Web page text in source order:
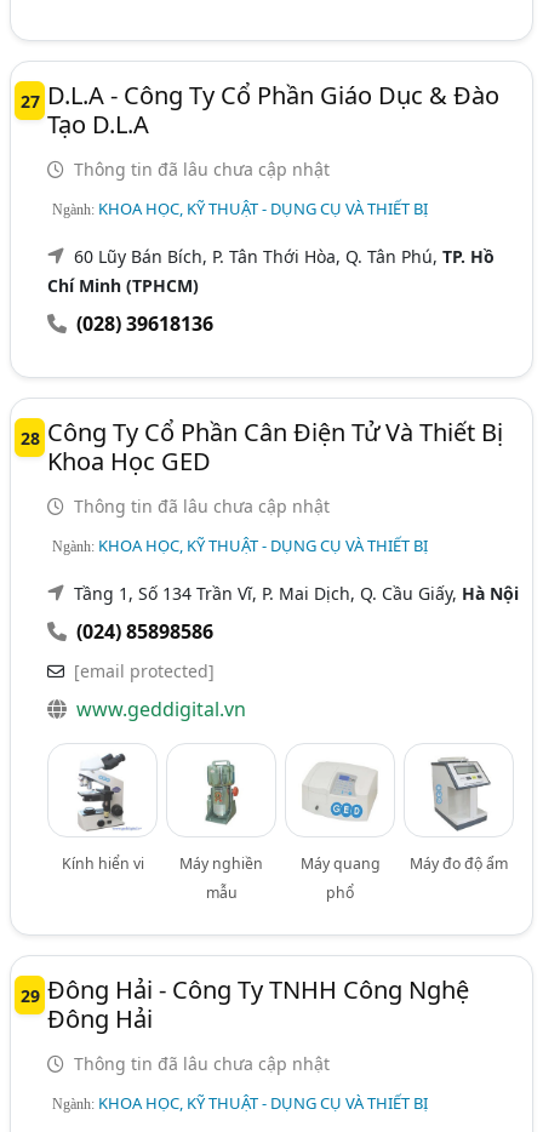
27 D.L.A - Công Ty Cổ Phần Giáo Dục & Đào
Tạo D.L.A
Thông tin đã lâu chưa cập nhật
Ngành: KHOA HỌC, KỸ THUẬT - DỤNG CỤ VÀ THIẾT BỊ
60 Lũy Bán Bích, P. Tân Thới Hòa, Q. Tân Phú,TP. Hồ
Chí Minh (TPHCM)
(028) 39618136
28 Công Ty Cổ Phần Cân Điện Tử Và Thiết Bị
Khoa Học GED
Thông tin đã lâu chưa cập nhật
Ngành: KHOA HỌC, KỸ THUẬT - DỤNG CỤ VÀ THIẾT BỊ
Tầng 1, Số 134 Trần Vĩ, P. Mai Dịch, Q. Cầu Giấy, Hà Nội
(024) 85898586
[email protected]
www.geddigital.vn
Kính hiển vi
Máy nghiền
mẫu
Máy quang
phổ
Máy đo độ ẩm
29 Đông Hải - Công Ty TNHH Công Nghệ
Đông Hải
Thông tin đã lâu chưa cập nhật
Ngành: KHOA HỌC, KỸ THUẬT - DỤNG CỤ VÀ THIẾT BỊ